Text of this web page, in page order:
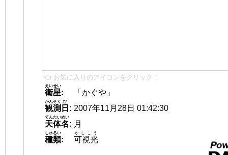
👈 お気に入りのアイコンをクリック！
衛星
えいせい
:
「かぐや」
観測
かんそく
日
び
: 2007年11月28日 01:42:30
天体名
てんたいめい
: 月
種類
しゅるい
: 可視光
かしこう